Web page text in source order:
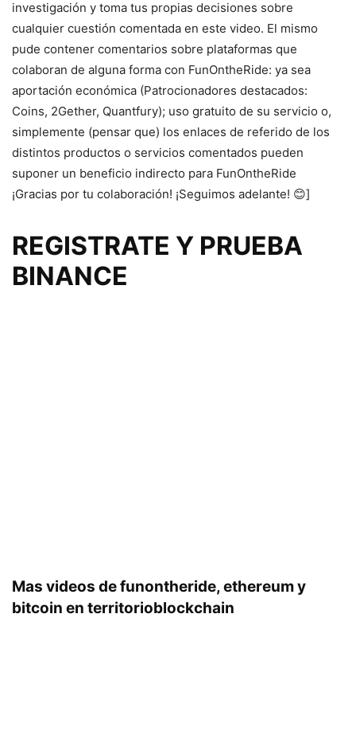
investigación y toma tus propias decisiones sobre
cualquier cuestión comentada en este video. El mismo
pude contener comentarios sobre plataformas que
colaboran de alguna forma con FunOntheRide: ya sea
aportación económica (Patrocionadores destacados:
Coins, 2Gether, Quantfury); uso gratuito de su servicio o,
simplemente (pensar que) los enlaces de referido de los
distintos productos o servicios comentados pueden
suponer un beneficio indirecto para FunOntheRide
¡Gracias por tu colaboración! ¡Seguimos adelante! 😊]
REGISTRATE Y PRUEBA
BINANCE
Mas videos de funontheride, ethereum y
bitcoin en territorioblockchain